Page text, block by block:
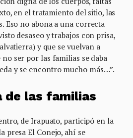
en el tratamiento del sitio, las
Eso no abona a una correcta
desaseo y trabajos con prisa,
y que se vuelvan a
ser por las familias se daba
y se encontro mucho más…”.
de las familias
de Irapuato, participó en la
presa El Conejo, ahí se